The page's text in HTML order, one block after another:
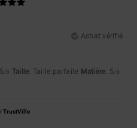
Achat vérifié
/5 Taille: Taille parfaite Matière: 5/5
TrustVille